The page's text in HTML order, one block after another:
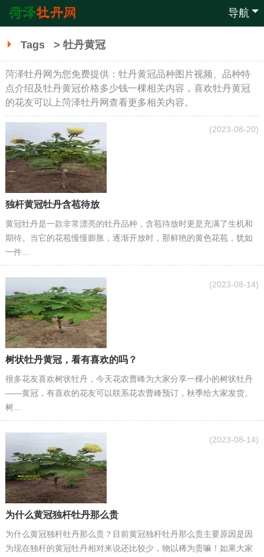
导航
Tags > 牡丹黄冠
菏泽牡丹网为您免费提供：牡丹黄冠品种图片视频、品种特
点介绍及牡丹黄冠价格多少钱一棵相关内容，喜欢牡丹黄冠
的花友可以上菏泽牡丹网查看更多相关内容。
(2023-08-20)
独杆黄冠牡丹含苞待放
黄冠牡丹是一款非常漂亮的牡丹品种，含苞待放时更是充满了生机和
期待。当它的花苞慢慢膨胀，逐渐开放时，那鲜艳的黄色花苞，犹如
一件...
(2023-08-14)
​树状牡丹黄冠，看有喜欢的吗？
很多花友喜欢树状牡丹，今天花农曹峰为大家分享一棵小的树状牡丹
——黄冠，有喜欢的花友可以联系花农曹峰预订，秋季给大家发货。
树...
(2023-08-14)
为什么黄冠独杆牡丹那么贵
为什么黄冠独杆牡丹那么贵？目前黄冠独杆牡丹那么贵主要原因是因
为现在独杆的黄冠牡丹相对来说还比较少，物以稀为贵嘛！如果大家